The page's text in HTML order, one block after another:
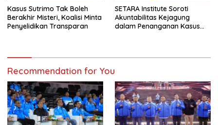
Kasus Sutrimo Tak Boleh
Berakhir Misteri, Koalisi Minta
Penyelidikan Transparan
SETARA Institute Soroti
Akuntabilitas Kejagung
dalam Penanganan Kasus
Recommendation for You